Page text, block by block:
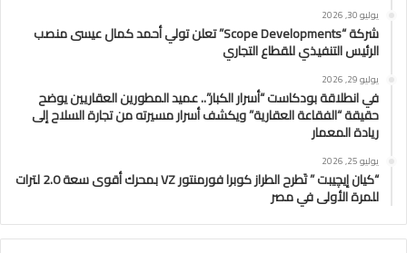
يوليو 30, 2026
شركة “Scope Developments” تعلن تولي أحمد كمال عيسى منصب
الرئيس التنفيذي للقطاع التجاري
يوليو 29, 2026
في انطلاقة بودكاست “أسرار الكبار”.. عميد المطورين العقاريين يوضح
حقيقة “الفقاعة العقارية” ويكشف أسرار مسيرته من تجارة السلاح إلى
ريادة المعمار
يوليو 25, 2026
“كيان إيچيبت ” تَطرح الطراز كوبرا فورمنتور VZ بمحرك أقوى سعة 2.0 لترات
للمرة الأولى في مصر